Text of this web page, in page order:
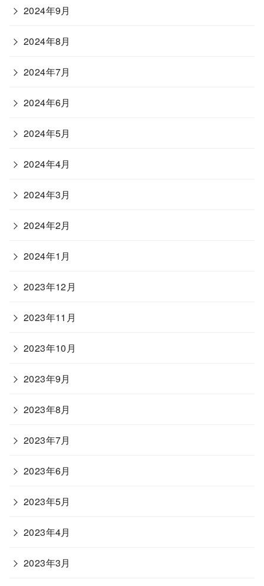
2024年9月
2024年8月
2024年7月
2024年6月
2024年5月
2024年4月
2024年3月
2024年2月
2024年1月
2023年12月
2023年11月
2023年10月
2023年9月
2023年8月
2023年7月
2023年6月
2023年5月
2023年4月
2023年3月